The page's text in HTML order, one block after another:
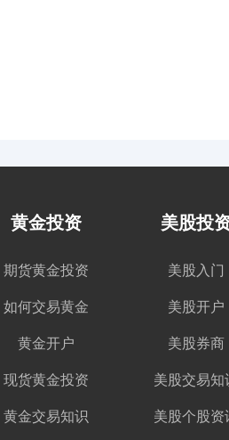
黄金投资
期货黄金投资
如何交易黄金
黄金开户
现货黄金投资
黄金交易知识
美股投
美股入门
美股开户
美股券商
美股交易知
美股个股资